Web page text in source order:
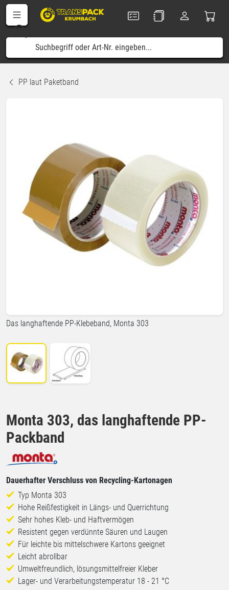
PP laut Paketband
Monta 303, das langhaftende PP-
Packband
Das langhaftende PP-Klebeband, Monta 303
Dauerhafter Verschluss von Recycling-Kartonagen
Typ Monta 303
Hohe Reißfestigkeit in Längs- und Querrichtung
Sehr hohes Kleb- und Haftvermögen
Resistent gegen verdünnte Säuren und Laugen
Für leichte bis mittelschwere Kartons geeignet
Leicht abrollbar
Umweltfreundlich, lösungsmittelfreier Kleber
Lager- und Verarbeitungstemperatur 18 - 21 °C